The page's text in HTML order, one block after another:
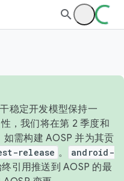
稳定开发模型保持一
，我们将在第 2 季度和
需构建 AOSP 并为其贡
release 。
android-
引用推送到 AOSP 的最